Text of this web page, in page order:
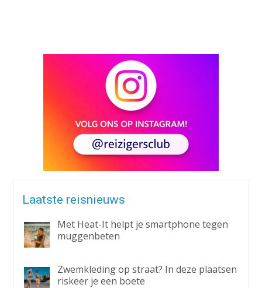
Laatste reisnieuws
Met Heat-It helpt je smartphone tegen
muggenbeten
Zwemkleding op straat? In deze plaatsen
riskeer je een boete